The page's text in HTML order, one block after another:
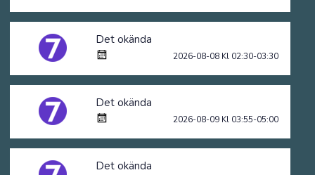
Det okända
2026-08-08 Kl 02:30-03:30
Det okända
2026-08-09 Kl 03:55-05:00
Det okända